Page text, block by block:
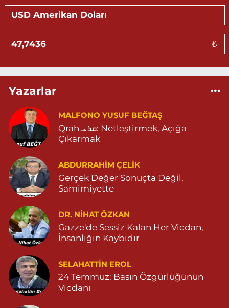
MARDİN DEVLET HASTANESİ KARŞISI PRESTİJ İŞ MERKEZİ
ARTUKLU MARDİN 04822122576
0 (482) 212 25 76 Yol Tarifi Al
PARKI YANI ZERGAN AİLE HEKİMLİĞİ KARŞISI 04823121313
0 (482) 312 13 13
Tema Eczanesi
ATATÜRK MAHALLESİ NUSAYBİN CADDE NO:1 E NUSAYBİN CD.
ÖZEL İPEKYOLU HASTANESİ YANI 04823122920
0 (482) 312 29 20 Yol Tarifi Al
Menal Eczanesi
SELAHADDİN EYYUBİ MAHALLE LOZAN CADDE NO:7 B
04824151501
0 (482) 415 15 01 Yol Tarifi Al
Demhat Eczanesi
POYRAZ MAHALLE MARDİN-DİYARBAKIR CADDE NO:94B
04825112785
0 (482) 511 27 85
₺
Yazarlar
MALFONO YUSUF BEĞTAŞ
Qrah ܩܪܚ: Netleştirmek, Açığa
Çıkarmak
ABDURRAHIM ÇELİK
Gerçek Değer Sonuçta Değil,
Samimiyette
DR. NIHAT ÖZKAN
Gazze'de Sessiz Kalan Her Vicdan,
İnsanlığın Kaybıdır
SELAHATTIN EROL
24 Temmuz: Basın Özgürlüğünün
Vicdanı